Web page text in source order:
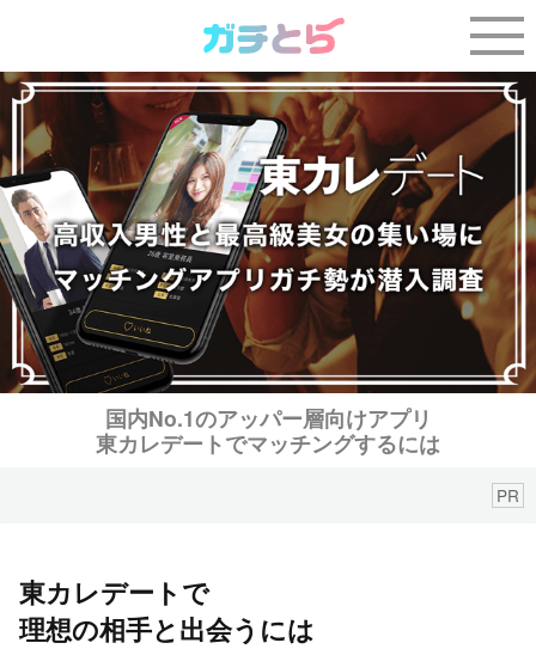
国内No.1のアッパー層向けアプリ
東カレデートでマッチングするには
PR
東カレデートで
理想の相手と出会うには